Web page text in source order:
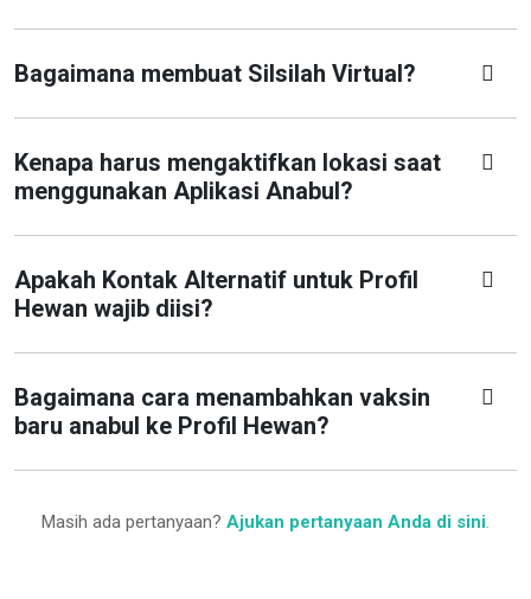
Bagaimana membuat Silsilah Virtual?
Kenapa harus mengaktifkan lokasi saat
menggunakan Aplikasi Anabul?
Apakah Kontak Alternatif untuk Profil
Hewan wajib diisi?
Bagaimana cara menambahkan vaksin
baru anabul ke Profil Hewan?
Masih ada pertanyaan? Ajukan pertanyaan Anda di sini.